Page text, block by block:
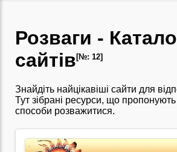
Розваги -
сайтів [№: 12]
Знайдіть найцікавіші сайти для
Тут зібрані ресурси, що пропонують
способи розважитися.